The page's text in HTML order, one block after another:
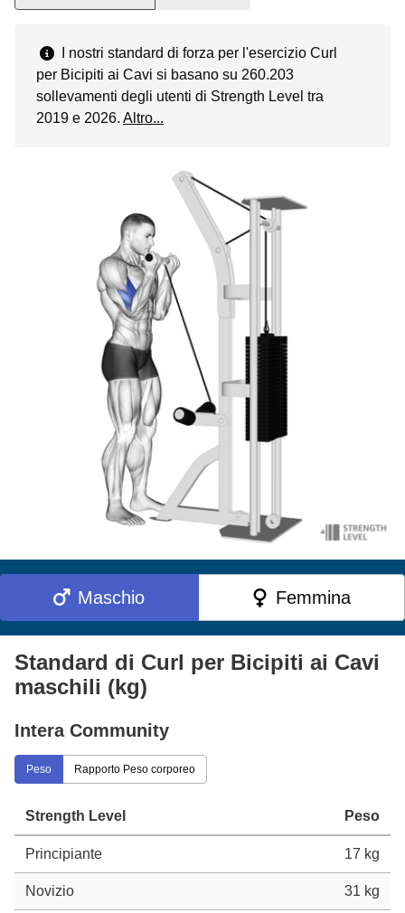
I nostri standard di forza per l'esercizio Curl
per Bicipiti ai Cavi si basano su 260.203
sollevamenti degli utenti di Strength Level tra
2019 e 2026. Altro...
Maschio Femmina
Standard di Curl per Bicipiti ai Cavi
maschili (kg)
Intera Community
Peso Rapporto Peso corporeo
Strength Level Peso
Principiante 17 kg
Novizio 31 kg